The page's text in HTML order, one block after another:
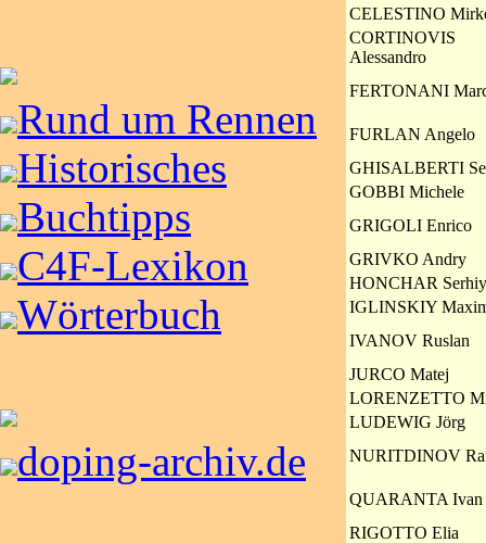
Rund um Rennen
Historisches
Buchtipps
C4F-Lexikon
Wörterbuch
doping-archiv.de
CELESTINO
CORTINOVIS
Alessandro
FERTONANI
FURLAN Angelo
GHISALBERTI
GOBBI Michele
GRIGOLI Enrico
GRIVKO Andry
HONCHAR Serhiy
IGLINSKIY
IVANOV Ruslan
JURCO Matej
LORENZETTO
LUDEWIG Jörg
NURITDINOV
QUARANTA Ivan
RIGOTTO Elia